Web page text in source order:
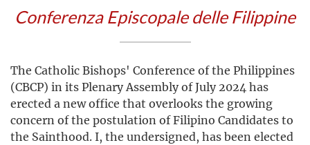
Conferenza Episcopale delle Filippine
The Catholic Bishops' Conference of the Philippines
(CBCP) in its Plenary Assembly of July 2024 has
erected a new office that overlooks the growing
concern of the postulation of Filipino Candidates to
the Sainthood. I, the undersigned, has been elected